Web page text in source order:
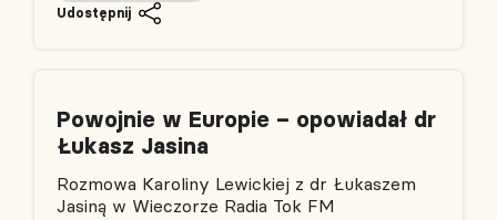
Udostępnij
Powojnie w Europie – opowiadał dr
Łukasz Jasina
Rozmowa Karoliny Lewickiej z dr Łukaszem
Jasiną w Wieczorze Radia Tok FM